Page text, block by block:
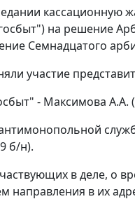
кассационную
на решение
Семнадцатого
участие
- Максимова А.А.
б/н).
в деле, о
в их